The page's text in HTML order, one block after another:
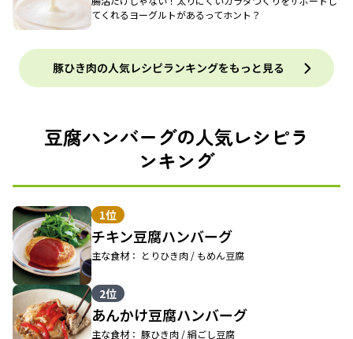
てくれるヨーグルトがあるってホント？
豚ひき肉の人気レシピランキングをもっと見る
豆腐ハンバーグの人気レシピラ
ンキング
1位
チキン豆腐ハンバーグ
主な食材： とりひき肉 / もめん豆腐
2位
あんかけ豆腐ハンバーグ
主な食材： 豚ひき肉 / 絹ごし豆腐